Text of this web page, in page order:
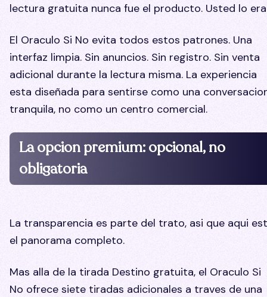
lectura gratuita nunca fue el producto. Usted lo
El Oraculo Si No evita todos estos patrones. Una
interfaz limpia. Sin anuncios. Sin registro. Sin venta
adicional durante la lectura misma. La experiencia
esta diseñada para sentirse como una
tranquila, no como un centro comercial.
La opcion premium: opcional, no
obligatoria
La transparencia es parte del trato, asi que aqui
el panorama completo.
Mas alla de la tirada Destino gratuita, el Oraculo Si
No ofrece siete tiradas adicionales a traves de una